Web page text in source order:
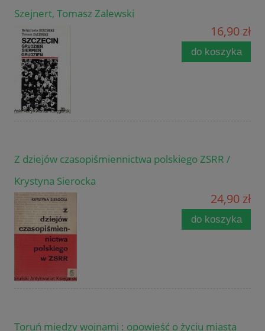
Szejnert, Tomasz Zalewski
16,90 zł
do koszyka
Z dziejów czasopiśmiennictwa polskiego ZSRR /
Krystyna Sierocka
24,90 zł
do koszyka
Toruń między wojnami : opowieść o życiu miasta